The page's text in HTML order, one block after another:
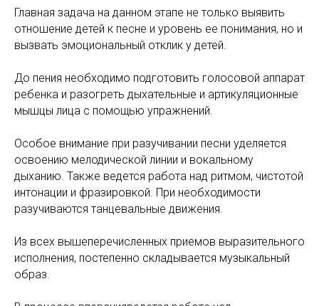
Главная задача на данном этапе не только выявить
отношение детей к песне и уровень ее понимания, но и
вызвать эмоциональный отклик у детей.
До пения необходимо подготовить голосовой аппарат
ребенка и разогреть дыхательные и артикуляционные
мышцы лица с помощью упражнений.
Особое внимание при разучивании песни уделяется
освоению мелодической линии и вокальному
дыханию. Также ведется работа над ритмом, чистотой
интонации и фразировкой. При необходимости
разучиваются танцевальные движения.
Из всех вышеперечисленных приемов выразительного
исполнения, постепенно складывается музыкальный
образ.